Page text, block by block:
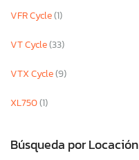
VFR Cycle(1)
VT Cycle(33)
VTX Cycle(9)
XL750(1)
Búsqueda por Locación